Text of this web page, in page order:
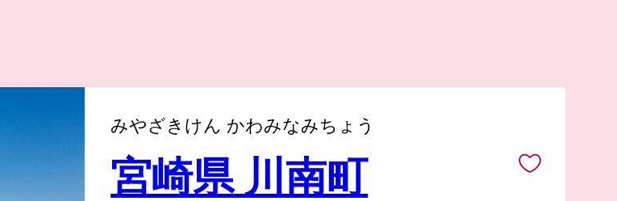
みやざきけん かわみなみちょう
宮崎県 川南町